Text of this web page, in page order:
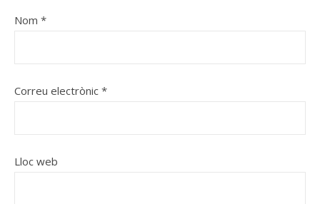
Nom *
Correu electrònic *
Lloc web